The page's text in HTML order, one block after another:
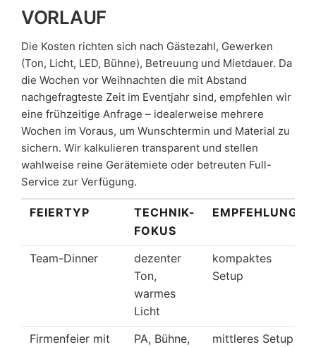
VORLAUF
Die Kosten richten sich nach Gästezahl, Gewerken
(Ton, Licht, LED, Bühne), Betreuung und Mietdauer. Da
die Wochen vor Weihnachten die mit Abstand
nachgefragteste Zeit im Eventjahr sind, empfehlen wir
eine frühzeitige Anfrage – idealerweise mehrere
Wochen im Voraus, um Wunschtermin und Material zu
sichern. Wir kalkulieren transparent und stellen
wahlweise reine Gerätemiete oder betreuten Full-
Service zur Verfügung.
FEIERTYP
TECHNIK-
FOKUS
EMPFEHLUNG
Team-Dinner
dezenter
Ton,
warmes
Licht
kompaktes
Setup
Firmenfeier mit
PA, Bühne,
mittleres Setup